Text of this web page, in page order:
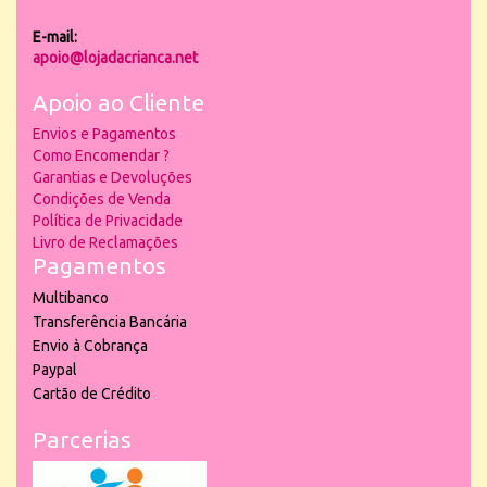
E-mail:
apoio@lojadacrianca.net
Apoio ao Cliente
Envios e Pagamentos
Como Encomendar ?
Garantias e Devoluções
Condições de Venda
Política de Privacidade
Livro de Reclamações
Pagamentos
Multibanco
Transferência Bancária
Envio à Cobrança
Paypal
Cartão de Crédito
Parcerias